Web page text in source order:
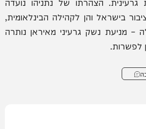
בישראל והן לקהילה הבינלאומית,
– מניעת נשק גרעיני מאיראן נותרה
לפשרות.